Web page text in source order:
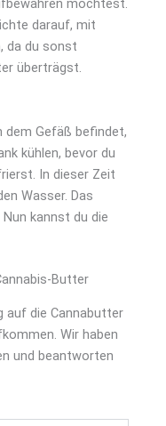
möchtest.
darauf, mit
da du sonst
überträgst.
dem Gefäß befindet,
kühlen, bevor du
In dieser Zeit
Wasser. Das
kannst du die
Butter
auf die Cannabutter
Wir haben
und beantworten